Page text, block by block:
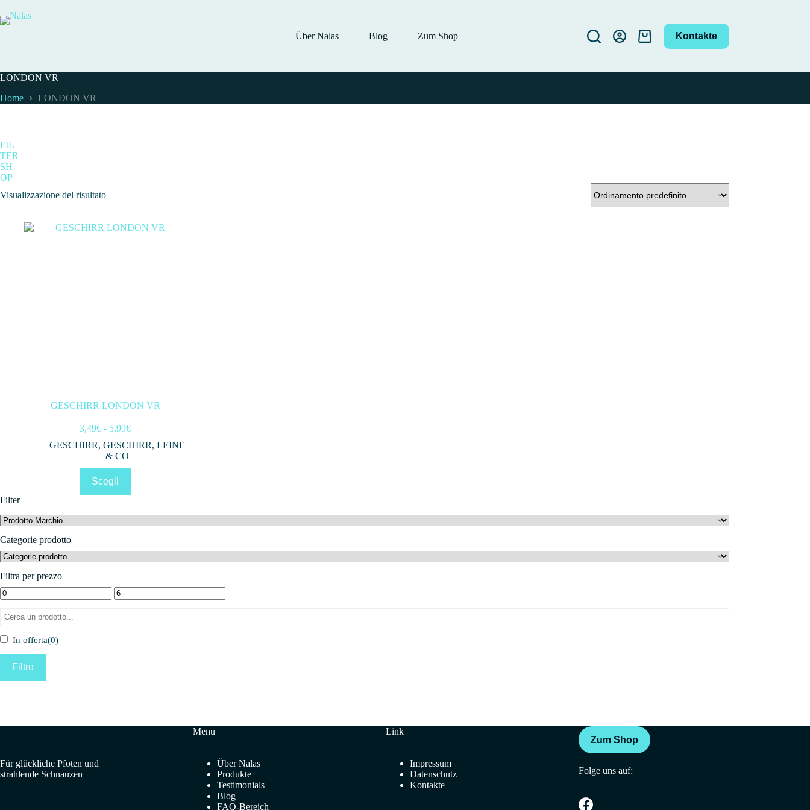
al
contenuto
Über Nalas
Blog Zum Shop Carrello Kontakte
LONDON VR
Home LONDON VR
FIL
TER
SH
OP
Visualizzazione del risultato
GESCHIRR LONDON VR
3,49€ - 5,99€Fascia
prezzo:
3,49€
5,99€
GESCHIRR,GESCHIRR, LEINE
& CO
Scegliprodotto
ha
varianti.
Le
pagina
del
Filter
Categorie prodotto
Filtra per prezzo
In offerta(0)
Filtro
Für glückliche Pfoten und
strahlende Schnauzen
Menu
Über Nalas
Produkte
Testimonials
Blog
FAQ-Bereich
Link
Impressum
Datenschutz
Kontakte
Zum Shop
Folge uns auf: